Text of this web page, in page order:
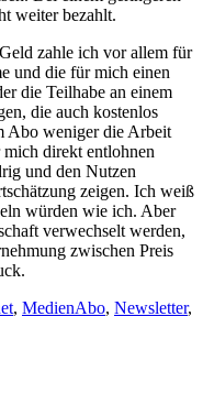
weiter bezahlt.
zahle ich vor allem für
und die für mich einen
die Teilhabe an einem
die auch kostenlos
Abo weniger die Arbeit
direkt entlohnen
und den Nutzen
zeigen. Ich weiß
würden wie ich. Aber
verwechselt werden,
zwischen Preis
, MedienTags
Abo, Newsletter,